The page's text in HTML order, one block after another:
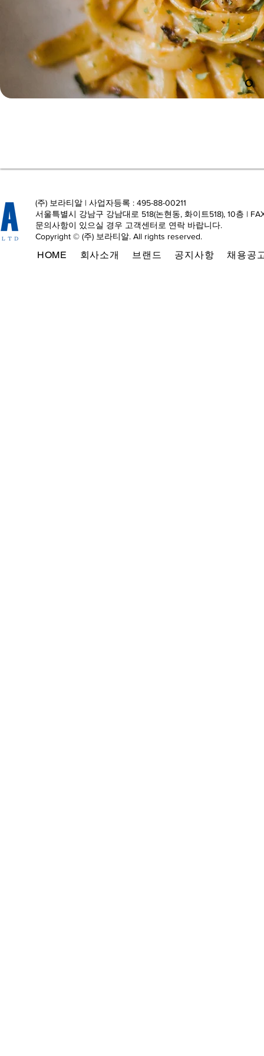
(주) 보라티알 | 사업자등록 : 495-88-00211
서울특별시 강남구 강남대로 518(논현동, 화이트518), 10층 |
문의사항이 있으실 경우 고객센터로 연락 바랍니다.
Copyright © (주) 보라티알. All rights reserved.
HOME 회사소개 브랜드 공지사항 채용공